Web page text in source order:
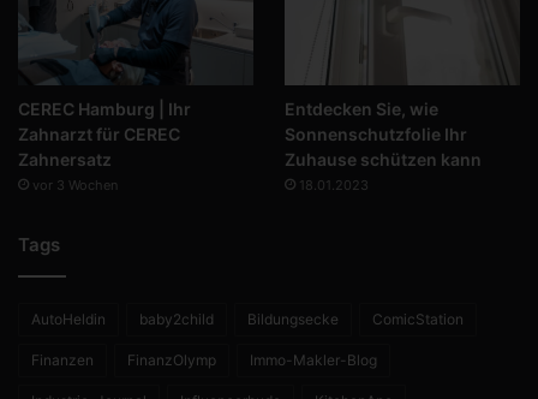
CEREC Hamburg | Ihr
Zahnarzt für CEREC
Zahnersatz
vor 3 Wochen
Entdecken Sie, wie
Sonnenschutzfolie Ihr
Zuhause schützen kann
18.01.2023
Tags
AutoHeldin baby2child Bildungsecke ComicStation
Finanzen FinanzOlymp Immo-Makler-Blog